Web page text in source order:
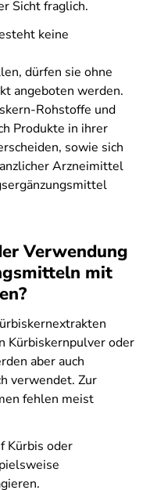
Sicht fraglich.
keine
dürfen sie ohne
angeboten werden.
Rohstoffe und
Produkte in ihrer
sowie sich
Arzneimittel
Verwendung
mit
Kürbiskernpulver oder
aber auch
verwendet. Zur
fehlen meist
Kürbis oder